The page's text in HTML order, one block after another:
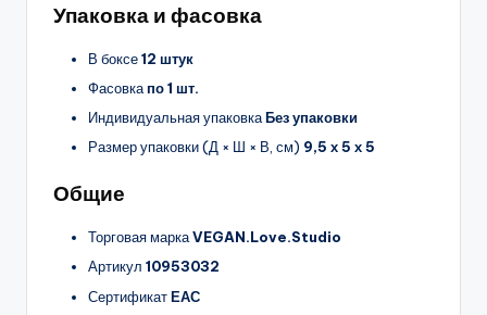
Упаковка и фасовка
В боксе12 штук
Фасовкапо 1 шт.
Индивидуальная упаковкаБез упаковки
Размер упаковки (Д × Ш × В, см) 9,5 х 5 х 5
Общие
Торговая маркаVEGAN.Love.Studio
Артикул 10953032
СертификатЕАС